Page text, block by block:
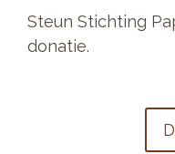
Steun Stichting
donatie.